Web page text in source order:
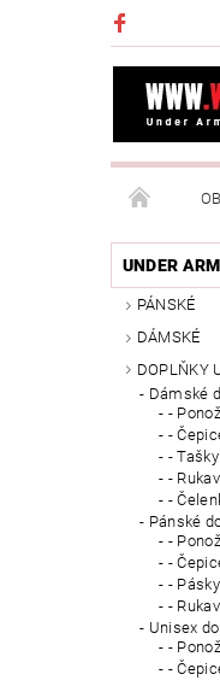
NAPIŠTE
UNDER
PÁNSKÉ
DÁMSKÉ
DOPLŇKY
Dámské
-
-
- Tašky
-
-
Pánské
-
-
- Pásky
-
Unisex
-
-